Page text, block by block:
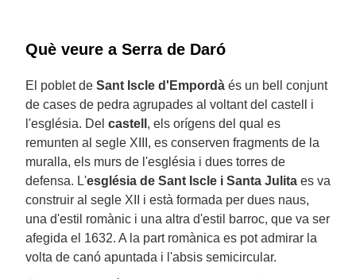
Què veure a Serra de Daró
El poblet de Sant Iscle d'Empordà és un bell conjunt
de cases de pedra agrupades al voltant del castell i
l'església. Del castell , els orígens del qual es
remunten al segle XIII, es conserven fragments de la
muralla, els murs de l'església i dues torres de
defensa. L'església de Sant Iscle i Santa Julita es va
construir al segle XII i està formada per dues naus,
una d'estil romànic i una altra d'estil barroc, que va ser
afegida el 1632. A la part romànica es pot admirar la
volta de canó apuntada i l'absis semicircular.